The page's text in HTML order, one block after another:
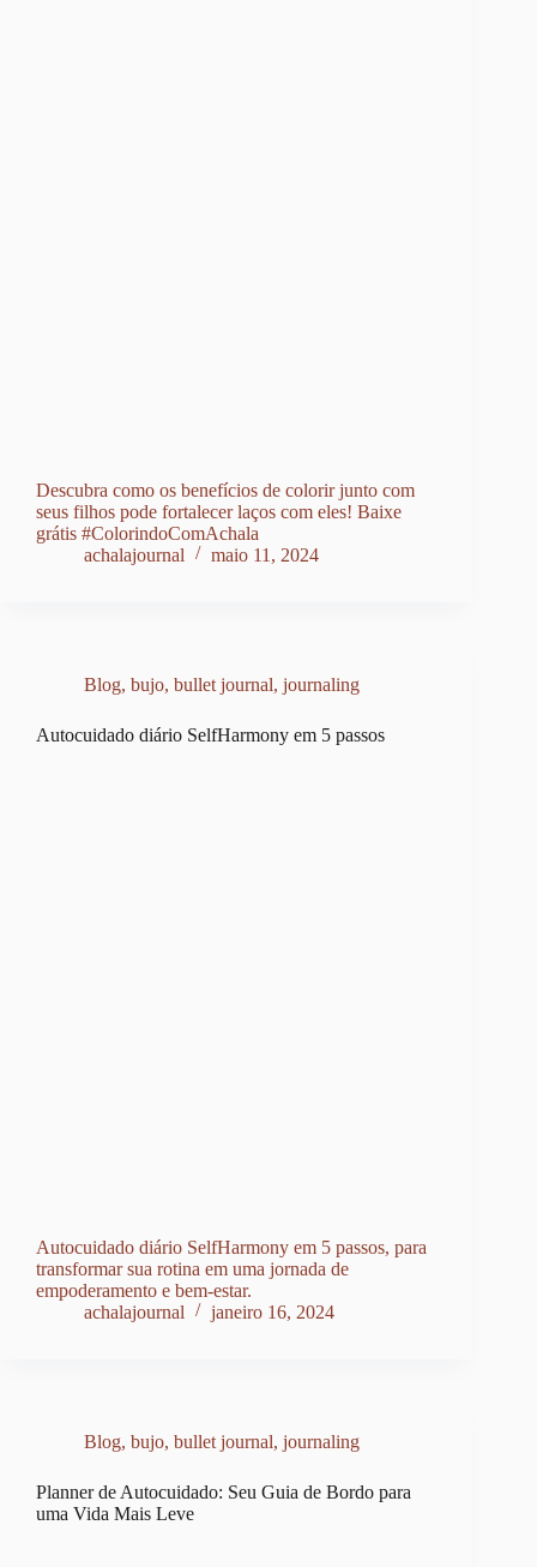
Descubra como os benefícios de colorir junto com
seus filhos pode fortalecer laços com eles! Baixe
grátis #ColorindoComAchala
achalajournal
maio 11, 2024
Blog, bujo, bullet journal, journaling
Autocuidado diário SelfHarmony em 5 passos
Autocuidado diário SelfHarmony em 5 passos, para
transformar sua rotina em uma jornada de
empoderamento e bem-estar.
achalajournal
janeiro 16, 2024
Blog, bujo, bullet journal, journaling
Planner de Autocuidado: Seu Guia de Bordo para
uma Vida Mais Leve